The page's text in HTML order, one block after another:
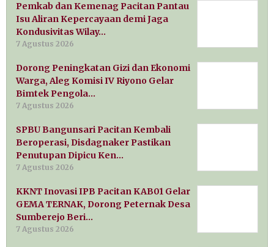
Pemkab dan Kemenag Pacitan Pantau
Isu Aliran Kepercayaan demi Jaga
Kondusivitas Wilay…
7 Agustus 2026
Dorong Peningkatan Gizi dan Ekonomi
Warga, Aleg Komisi IV Riyono Gelar
Bimtek Pengola…
7 Agustus 2026
SPBU Bangunsari Pacitan Kembali
Beroperasi, Disdagnaker Pastikan
Penutupan Dipicu Ken…
7 Agustus 2026
KKNT Inovasi IPB Pacitan KAB01 Gelar
GEMA TERNAK, Dorong Peternak Desa
Sumberejo Beri…
7 Agustus 2026